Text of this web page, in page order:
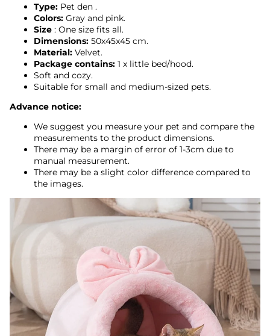
Type: Pet den .
Colors: Gray and pink.
Size : One size fits all.
Dimensions: 50x45x45 cm.
Material: Velvet.
Package contains: 1 x little bed/hood.
Soft and cozy.
Suitable for small and medium-sized pets.
Advance notice:
We suggest you measure your pet and compare the
measurements to the product dimensions.
There may be a margin of error of 1-3cm due to
manual measurement.
There may be a slight color difference compared to
the images.